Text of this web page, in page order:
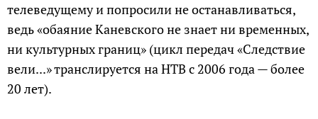
телеведущему и попросили не останавливаться,
ведь «обаяние Каневского не знает ни временных,
ни культурных границ» (цикл передач «Следствие
вели...» транслируется на НТВ с 2006 года — более
20 лет).